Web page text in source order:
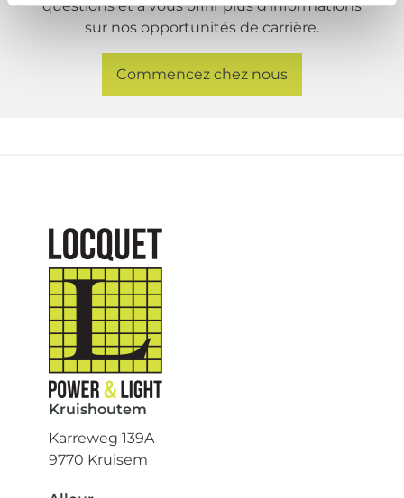
questions et à vous offrir plus d’informations
sur nos opportunités de carrière.
Commencez chez nous
Kruishoutem
Karreweg 139A
9770 Kruisem